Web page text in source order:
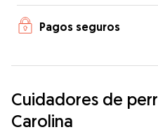
Pagos seguros
Cuidadores de
Carolina